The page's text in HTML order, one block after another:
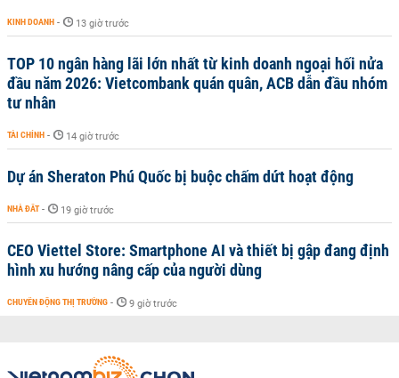
KINH DOANH - 13 giờ trước
TOP 10 ngân hàng lãi lớn nhất từ kinh doanh ngoại hối nửa
đầu năm 2026: Vietcombank quán quân, ACB dẫn đầu nhóm
tư nhân
TÀI CHÍNH - 14 giờ trước
Dự án Sheraton Phú Quốc bị buộc chấm dứt hoạt động
NHÀ ĐẤT - 19 giờ trước
CEO Viettel Store: Smartphone AI và thiết bị gập đang định
hình xu hướng nâng cấp của người dùng
CHUYỂN ĐỘNG THỊ TRƯỜNG - 9 giờ trước